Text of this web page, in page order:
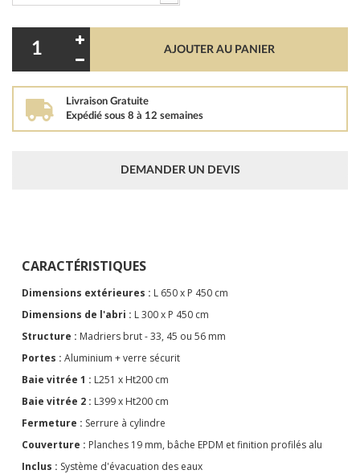
AJOUTER AU PANIER
Livraison Gratuite
Expédié sous 8 à 12 semaines
DEMANDER UN DEVIS
CARACTÉRISTIQUES
Dimensions extérieures : L 650 x P 450 cm
Dimensions de l'abri : L 300 x P 450 cm
Structure : Madriers brut - 33, 45 ou 56 mm
Portes : Aluminium + verre sécurit
Baie vitrée 1 : L251 x Ht200 cm
Baie vitrée 2 : L399 x Ht200 cm
Fermeture : Serrure à cylindre
Couverture : Planches 19 mm, bâche EPDM et finition profilés alu
Inclus : Système d'évacuation des eaux